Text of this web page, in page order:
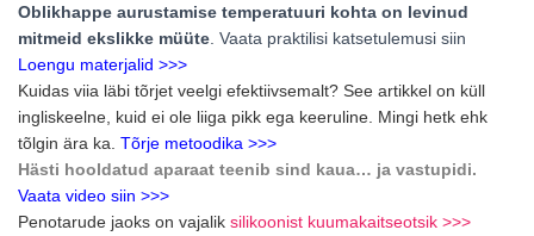
Oblikhappe aurustamise temperatuuri kohta on levinud
mitmeid ekslikke müüte. Vaata praktilisi katsetulemusi siin
Loengu materjalid >>>
Kuidas viia läbi tõrjet veelgi efektiivsemalt? See artikkel on küll
ingliskeelne, kuid ei ole liiga pikk ega keeruline. Mingi hetk ehk
tõlgin ära ka. Tõrje metoodika >>>
Hästi hooldatud aparaat teenib sind kaua… ja vastupidi.
Vaata video siin >>>
Penotarude jaoks on vajalik silikoonist kuumakaitseotsik >>>